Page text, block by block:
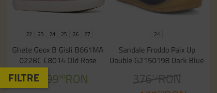
22 23 24 25 26 27
Ghete Geox B Gisli B661MA
022BC C8014 Old Rose
de la 29990RON
24
Sandale Froddo Paix Up
Double G2150198 Dark Blue
376 12
RON